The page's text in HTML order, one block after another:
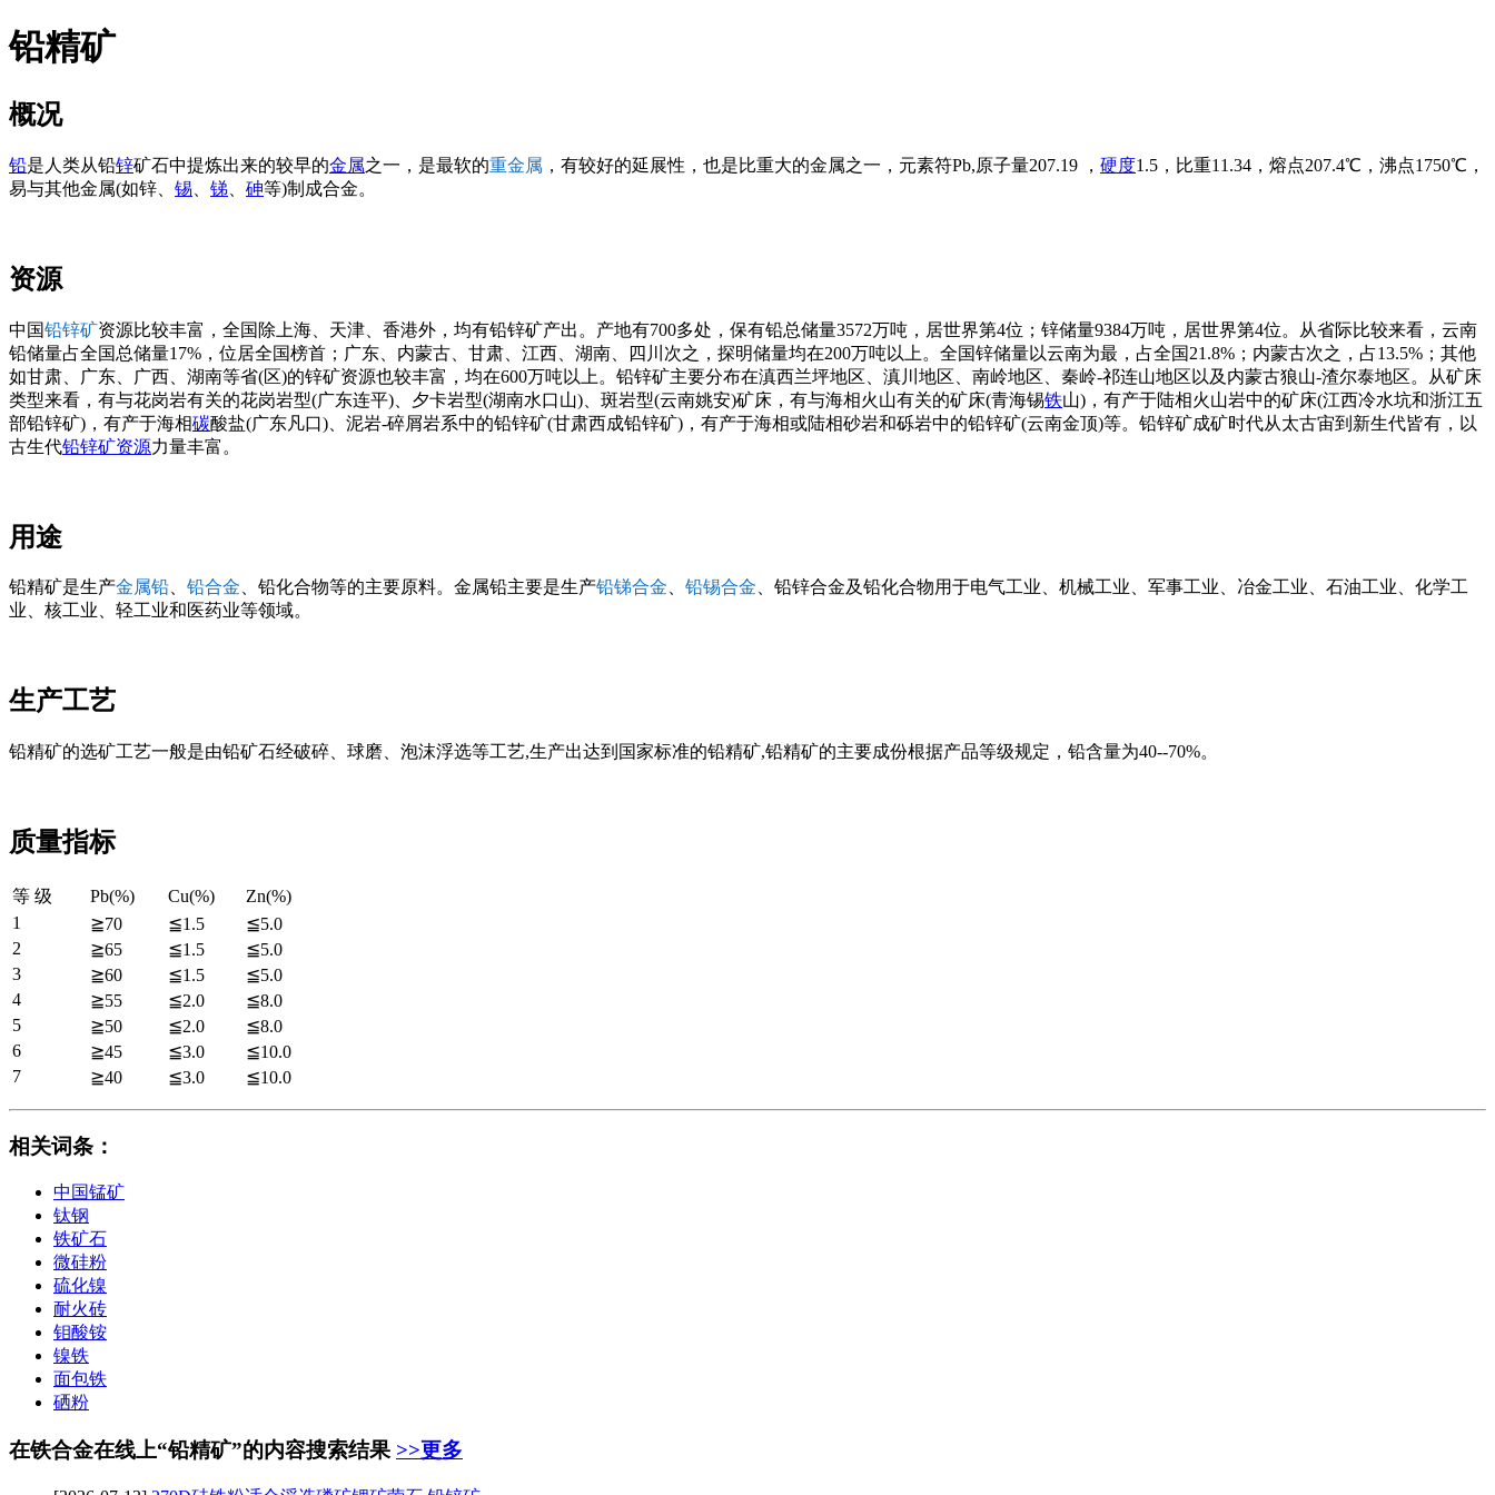
铅精矿
概况
铅是人类从铅锌矿石中提炼出来的较早的金属之一，是最软的重金属 ，有较好的延展性，也是比重大的金属之一，元素符Pb,原子量207.19 ， 硬度1.5，比重11.34，熔点207.4℃，沸点1750℃，
易与其他金属(如锌、 锡 锑 砷等)制成合金。
资源
中国铅锌矿资源比较丰富，全国除上海、天津、香港外，均有铅锌矿产出。产地有700多处，保有铅总储量3572万吨，居世界第4位；锌储量9384万吨，居世界第4位。从省际比较来看，云南
铅储量占全国总储量17%，位居全国榜首；广东、内蒙古、甘肃、江西、湖南、四川次之，探明储量均在200万吨以上。全国锌储量以云南为最，占全国21.8%；内蒙古次之，占13.5%；其他
如甘肃、广东、广西、湖南等省(区)的锌矿资源也较丰富，均在600万吨以上。铅锌矿主要分布在滇西兰坪地区、滇川地区、南岭地区、秦岭-祁连山地区以及内蒙古狼山-渣尔泰地区。从矿床
类型来看，有与花岗岩有关的花岗岩型(广东连平)、夕卡岩型(湖南水口山)、斑岩型(云南姚安)矿床，有与海相火山有关的矿床(青海锡铁山)，有产于陆相火山岩中的矿床(江西冷水坑和浙江五
部铅锌矿)，有产于海相碳酸盐(广东凡口)、泥岩-碎屑岩系中的铅锌矿(甘肃西成铅锌矿)，有产于海相或陆相砂岩和砾岩中的铅锌矿(云南金顶)等。铅锌矿成矿时代从太古宙到新生代皆有，以
古生代铅锌矿资源力量丰富。
用途
铅精矿是生产金属铅、 铅合金、铅化合物等的主要原料。金属铅主要是生产铅锑合金、 铅锡合金、铅锌合金及铅化合物用于电气工业、机械工业、军事工业、冶金工业、石油工业、化学工
业、核工业、轻工业和医药业等领域。
生产工艺
铅精矿的选矿工艺一般是由铅矿石经破碎、球磨、泡沫浮选等工艺,生产出达到国家标准的铅精矿,铅精矿的主要成份根据产品等级规定，铅含量为40--70%。
质量指标
等 级 Pb(%) Cu(%)
Zn(%)
1
≧70 ≦1.5
≦5.0
2
≧65 ≦1.5
≦5.0
3
≧60 ≦1.5
≦5.0
4
≧55 ≦2.0
≦8.0
5
≧50 ≦2.0
≦8.0
6
≧45 ≦3.0
≦10.0
7
≧40 ≦3.0 ≦10.0
相关词条 ：
中国锰矿
钛钢
铁矿石
微硅粉
硫化镍
耐火砖
钼酸铵
镍铁
面包铁
硒粉
在铁合金在线上“铅精矿”的内容搜索结果 >>更多